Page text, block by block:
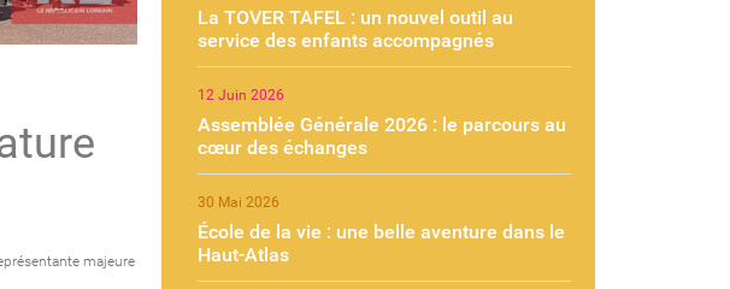
majeure
La TOVER TAFEL : un nouvel outil au
service des enfants accompagnés
12 Juin 2026
Assemblée Générale 2026 : le parcours au
cœur des échanges
30 Mai 2026
École de la vie : une belle aventure dans le
Haut-Atlas